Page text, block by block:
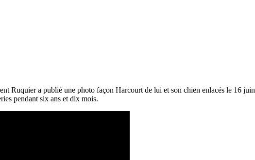
Ruquier a publié une photo façon Harcourt de lui et son chien enlacés le 16
pendant six ans et dix mois.